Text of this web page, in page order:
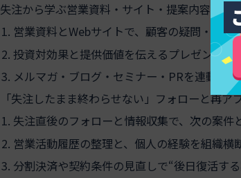
失注から学ぶ営業資料・サイト・提案内容のア
営業資料とWebサイトで、顧客の疑問・不安
投資対効果と提供価値を伝えるプレゼン・計
メルマガ・ブログ・セミナー・PRを連動さ
「失注したまま終わらせない」フォローと再ア
失注直後のフォローと情報収集で、次の案件
営業活動履歴の整理と、個人の経験を組織横
分割決済や契約条件の見直しで“後日復活す